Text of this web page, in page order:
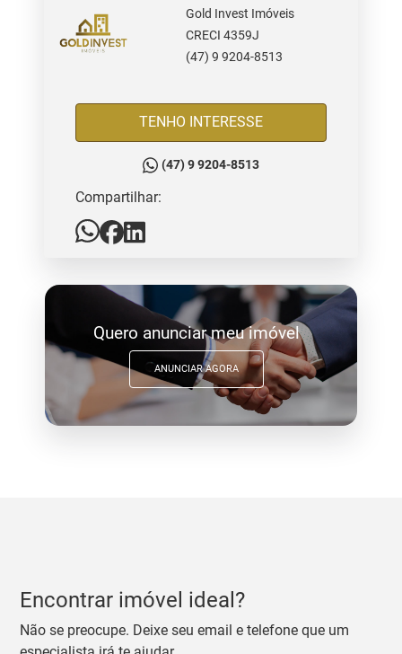
Gold Invest Imóveis
CRECI 4359J
(47) 9 9204-8513
TENHO INTERESSE
(47) 9 9204-8513
Compartilhar:
Quero anunciar meu imóvel
ANUNCIAR AGORA
Encontrar imóvel ideal?
Não se preocupe. Deixe seu email e telefone que um